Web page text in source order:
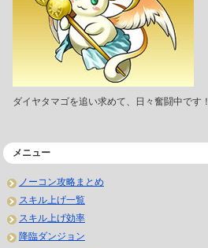
ダイヤタマゴを追い求めて、日々奮闘中です！
メニュー
ノーコン攻略まとめ
スキル上げ一覧
スキル上げ効率
降臨ダンジョン